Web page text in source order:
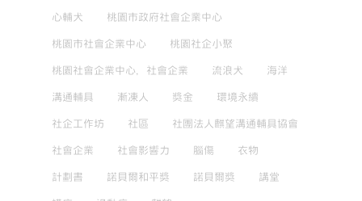
心輔犬 桃園市政府社會企業中心
桃園市社會企業中心 桃園社企小聚
桃園社會企業中心，社會企業 流浪犬 海洋
溝通輔具 漸凍人 獎金 環境永續
社企工作坊 社區 社團法人麒望溝通輔具協會
社會企業 社會影響力 腦傷 衣物
計劃書 諾貝爾和平獎 諾貝爾獎 講堂